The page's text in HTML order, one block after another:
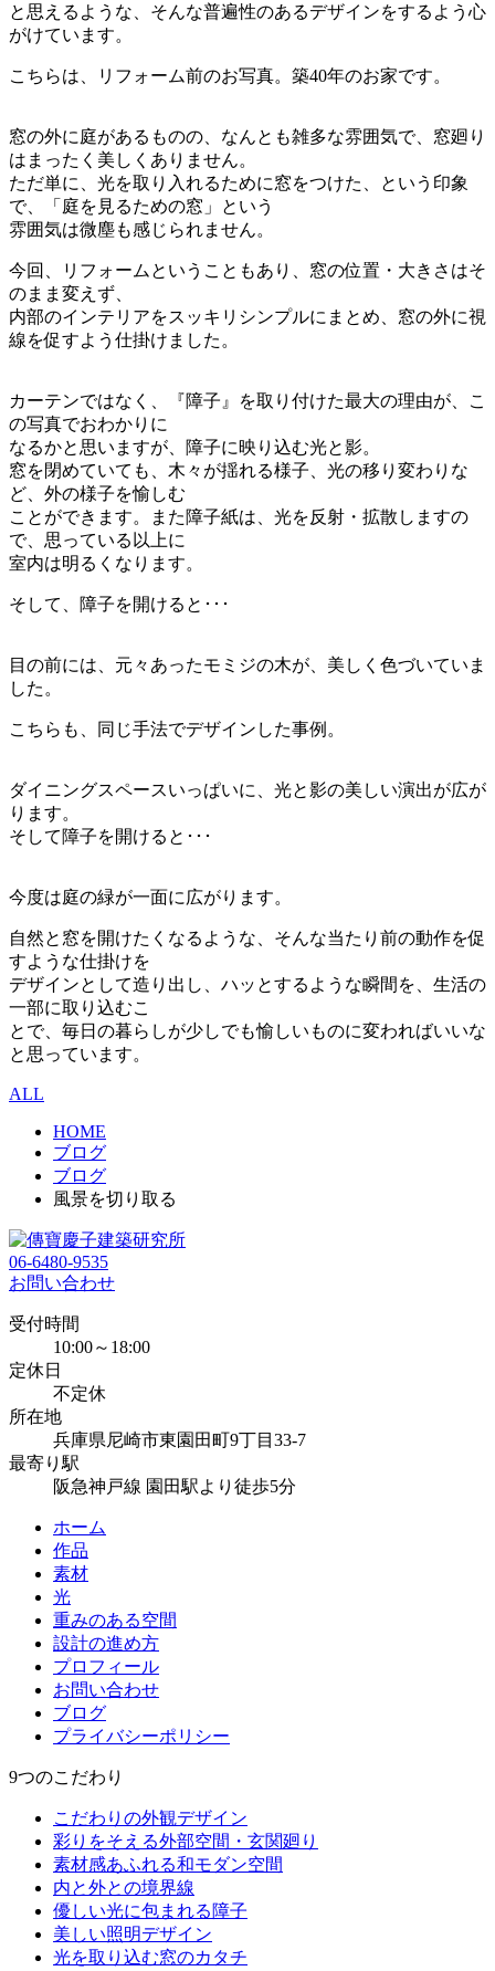
と思えるような、そんな普遍性のあるデザインをするよう心
がけています。
こちらは、リフォーム前のお写真。築40年のお家です。
窓の外に庭があるものの、なんとも雑多な雰囲気で、窓廻り
はまったく美しくありません。
ただ単に、光を取り入れるために窓をつけた、という印象
で、「庭を見るための窓」という
雰囲気は微塵も感じられません。
今回、リフォームということもあり、窓の位置・大きさはそ
のまま変えず、
内部のインテリアをスッキリシンプルにまとめ、窓の外に視
線を促すよう仕掛けました。
カーテンではなく、『障子』を取り付けた最大の理由が、こ
の写真でおわかりに
なるかと思いますが、障子に映り込む光と影。
窓を閉めていても、木々が揺れる様子、光の移り変わりな
ど、外の様子を愉しむ
ことができます。また障子紙は、光を反射・拡散しますの
で、思っている以上に
室内は明るくなります。
そして、障子を開けると･･･
目の前には、元々あったモミジの木が、美しく色づいていま
した。
こちらも、同じ手法でデザインした事例。
ダイニングスペースいっぱいに、光と影の美しい演出が広が
ります。
そして障子を開けると･･･
今度は庭の緑が一面に広がります。
自然と窓を開けたくなるような、そんな当たり前の動作を促
すような仕掛けを
デザインとして造り出し、ハッとするような瞬間を、生活の
一部に取り込むこ
とで、毎日の暮らしが少しでも愉しいものに変わればいいな
と思っています。
ALL
HOME
ブログ
ブログ
風景を切り取る
06-6480-9535
お問い合わせ
受付時間
10:00～18:00
定休日
不定休
所在地
兵庫県尼崎市東園田町9丁目33-7
最寄り駅
阪急神戸線 園田駅より徒歩5分
ホーム
作品
素材
光
重みのある空間
設計の進め方
プロフィール
お問い合わせ
ブログ
プライバシーポリシー
9つのこだわり
こだわりの外観デザイン
彩りをそえる外部空間・玄関廻り
素材感あふれる和モダン空間
内と外との境界線
優しい光に包まれる障子
美しい照明デザイン
光を取り込む窓のカタチ